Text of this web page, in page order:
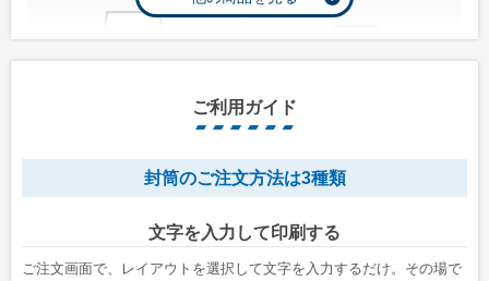
W142 x H332 mm
A4縦二つ折りが入る
W119 x H277 mm
B5縦二つ折りが入る
ご利用ガイド
封筒のご注文方法は3種類
文字を入力して印刷する
ご注文画面で、レイアウトを選択して文字を入力するだけ。その場で